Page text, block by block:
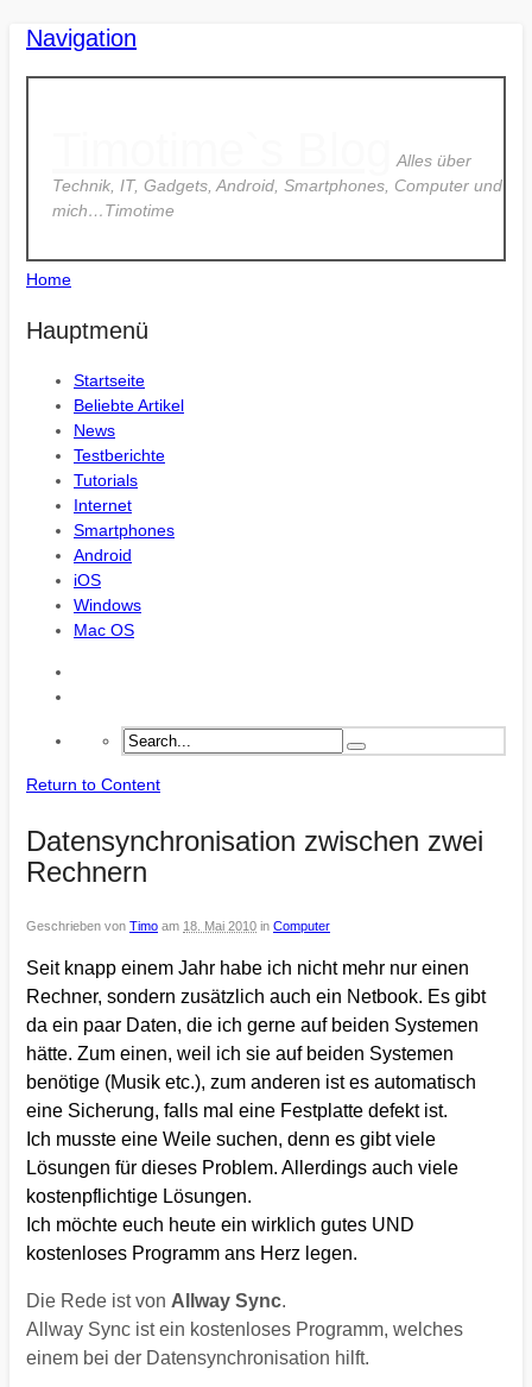
Navigation
Alles über
Technik, IT, Gadgets, Android, Smartphones, Computer und
mich…Timotime
Home
Hauptmenü
Startseite
Beliebte Artikel
News
Testberichte
Tutorials
Internet
Smartphones
Android
iOS
Windows
Mac OS
Return to Content
Datensynchronisation zwischen zwei
Rechnern
Geschrieben von Timo am 18. Mai 2010 in Computer
Seit knapp einem Jahr habe ich nicht mehr nur einen
Rechner, sondern zusätzlich auch ein Netbook. Es gibt
da ein paar Daten, die ich gerne auf beiden Systemen
hätte. Zum einen, weil ich sie auf beiden Systemen
benötige (Musik etc.), zum anderen ist es automatisch
eine Sicherung, falls mal eine Festplatte defekt ist.
Ich musste eine Weile suchen, denn es gibt viele
Lösungen für dieses Problem. Allerdings auch viele
kostenpflichtige Lösungen.
Ich möchte euch heute ein wirklich gutes UND
kostenloses Programm ans Herz legen.
Die Rede ist von Allway Sync.
Allway Sync ist ein kostenloses Programm, welches
einem bei der Datensynchronisation hilft.